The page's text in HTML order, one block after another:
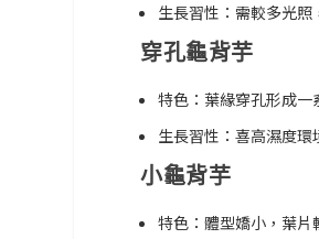
生長習性：需較多光照
穿孔龜背芋
特色：葉緣穿孔形成一
生長習性：喜高濕度環
小龜背芋
特色：體型嬌小，葉片